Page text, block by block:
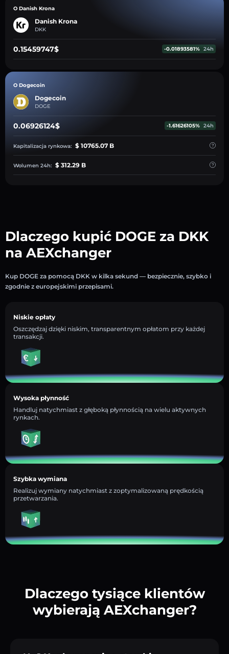
O Danish Krona
Danish Krona
DKK
0.15459747$ -0.01893581% 24h
O Dogecoin
Dogecoin
DOGE
0.06926124$ -1.61626105% 24h
Kapitalizacja rynkowa: $ 10765.07 B
Wolumen 24h: $ 312.29 B
Dlaczego kupić DOGE za DKK
na AEXchanger
Kup DOGE za pomocą DKK w kilka sekund — bezpiecznie, szybko i
zgodnie z europejskimi przepisami.
Niskie opłaty
Oszczędzaj dzięki niskim, transparentnym opłatom przy każdej
transakcji.
Wysoka płynność
Handluj natychmiast z głęboką płynnością na wielu aktywnych
rynkach.
Szybka wymiana
Realizuj wymiany natychmiast z zoptymalizowaną prędkością
przetwarzania.
Dlaczego tysiące klientów
wybierają AEXchanger?